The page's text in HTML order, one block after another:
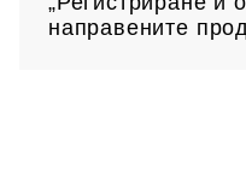
направените